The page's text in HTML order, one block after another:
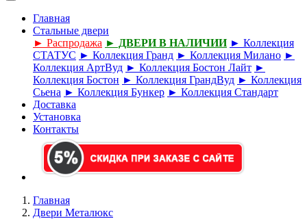
Главная
Стальные двери
► Распродажа ► ДВЕРИ В НАЛИЧИИ ► Коллекция
СТАТУС ► Коллекция Гранд ► Коллекция Милано ►
Коллекция АртВуд ► Коллекция Бостон Лайт ►
Коллекция Бостон ► Коллекция ГрандВуд ► Коллекция
Сьена ► Коллекция Бункер ► Коллекция Стандарт
Доставка
Установка
Контакты
Главная
Двери Металюкс